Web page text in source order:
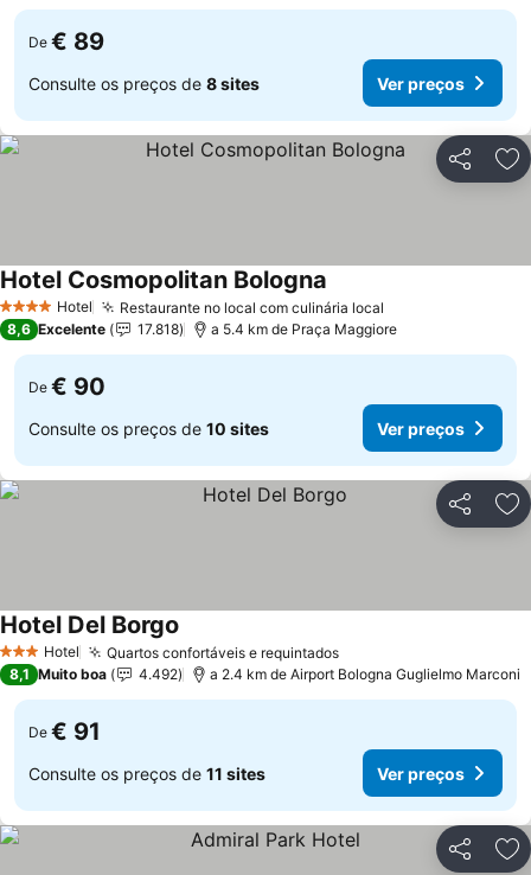
De € 89
Consulte os preços de 8 sites Ver preços
Partilhar
4 EstrelasHotel Restaurante no local com culinária local
Hotel Cosmopolitan Bologna
8,6 Excelente 17.818 a 5.4 km de Praça Maggiore
De € 90
Consulte os preços de 10 sites Ver preços
Partilhar
3 EstrelasHotel Quartos confortáveis e requintados
Hotel Del Borgo
8,1 Muito boa 4.492 a 2.4 km de Airport Bologna Guglielmo Marconi
De € 91
Consulte os preços de 11 sites Ver preços
Partilhar